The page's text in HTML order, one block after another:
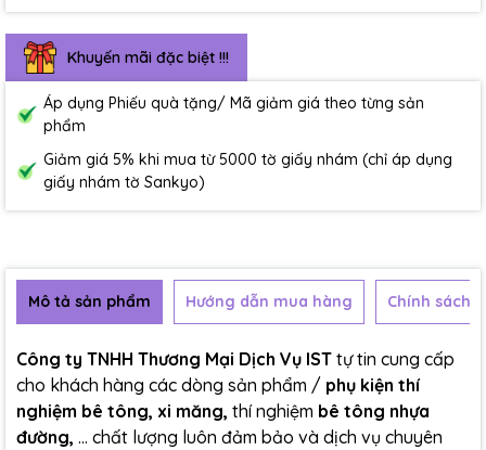
Khuyến mãi đặc biệt !!!
Áp dụng Phiếu quà tặng/ Mã giảm giá theo từng sản
phẩm
Giảm giá 5% khi mua từ 5000 tờ giấy nhám (chỉ áp dụng
giấy nhám tờ Sankyo)
Mô tả sản phẩm Hướng dẫn mua hàng Chính sách
Công ty TNHH Thương Mại Dịch Vụ IST tự tin cung cấp
cho khách hàng các dòng sản phẩm / phụ kiện thí
nghiệm bê tông, xi măng, thí nghiệm bê tông nhựa
đường, ... chất lượng luôn đảm bảo và dịch vụ chuyên